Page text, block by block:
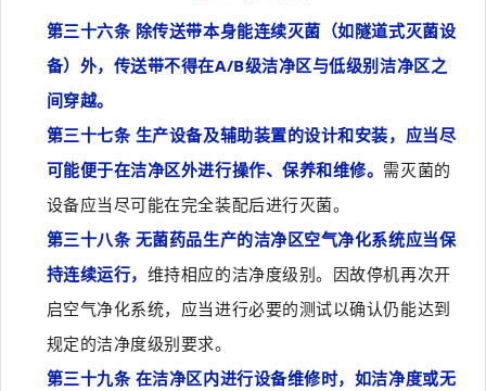
第三十六条 除传送带本身能连续灭菌（如隧道式灭菌设
备）外，传送带不得在A/B级洁净区与低级别洁净区之
间穿越。
第三十七条 生产设备及辅助装置的设计和安装，应当尽
可能便于在洁净区外进行操作、保养和维修。 需灭菌的
设备应当尽可能在完全装配后进行灭菌。
第三十八条 无菌药品生产的洁净区空气净化系统应当保
持连续运行， 维持相应的洁净度级别。因故停机再次开
启空气净化系统，应当进行必要的测试以确认仍能达到
规定的洁净度级别要求。
第三十九条 在洁净区内进行设备维修时，如洁净度或无